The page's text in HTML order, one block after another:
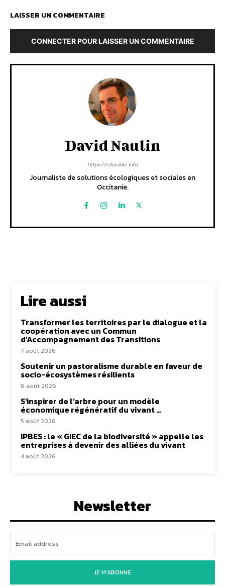
LAISSER UN COMMENTAIRE
CONNECTER POUR LAISSER UN COMMENTAIRE
David Naulin
https://cdurable.info
Journaliste de solutions écologiques et sociales en
Occitanie.
Lire aussi
Transformer les territoires par le dialogue et la
coopération avec un Commun
d’Accompagnement des Transitions
7 août 2026
Soutenir un pastoralisme durable en faveur de
socio-écosystèmes résilients
6 août 2026
S’inspirer de l’arbre pour un modèle
économique régénératif du vivant …
5 août 2026
IPBES : le « GIEC de la biodiversité » appelle les
entreprises à devenir des alliées du vivant
4 août 2026
Newsletter
JE M'ABONNE